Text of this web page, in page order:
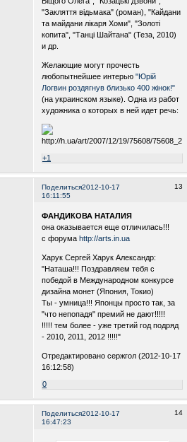
"Закляття відьмака" (роман), "Кайдани
та майдани лікаря Хоми", "Золоті
копита", "Танці Шайтана" (Теза, 2010)
и др.
Желающие могут прочесть
любопытнейшее интерью"Юрій
Логвин роздягнув близько 400 жінок!"
(на украинском языке). Одна из работ
художника о которых в ней идет речь:
+1
Поделиться 13
2012-10-17
16:11:55
ФАНДИКОВА НАТАЛИЯ
она оказывается еще отличилась!!!
c форума http://arts.in.ua
Харук Сергей Харук Александр:
"Наташа!!! Поздравляем тебя с
победой в Международном конкурсе
дизайна монет (Япония, Токио)
Ты - умница!!! Японцы просто так, за
"что непопадя" премий не дают!!!!!
!!!!! тем более - уже третий год подряд
- 2010, 2011, 2012 !!!!!"
Отредактировано сержгол (2012-10-17
16:12:58)
0
Поделиться 14
2012-10-17
16:47:23